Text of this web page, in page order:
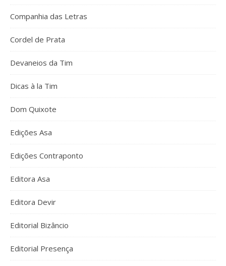
Companhia das Letras
Cordel de Prata
Devaneios da Tim
Dicas à la Tim
Dom Quixote
Edições Asa
Edições Contraponto
Editora Asa
Editora Devir
Editorial Bizâncio
Editorial Presença